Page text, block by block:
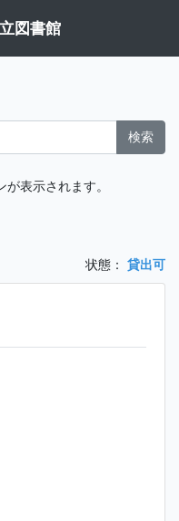
図書館
検索
表示されます。
状態： 貸出可